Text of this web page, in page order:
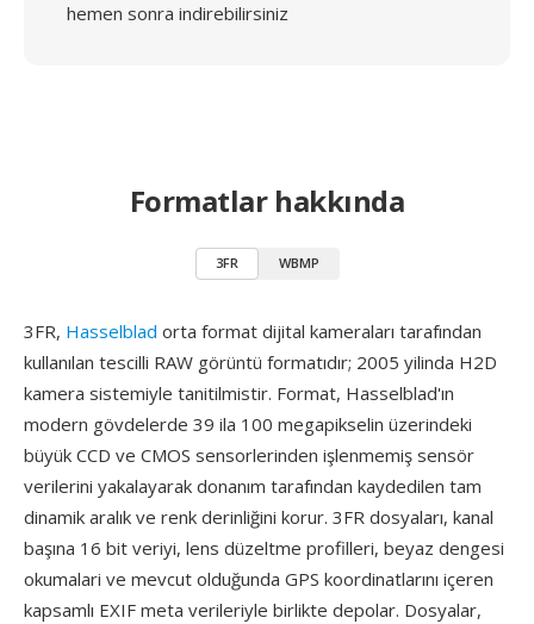
hemen sonra indirebilirsiniz
Formatlar hakkında
3FR WBMP
3FR, Hasselblad orta format dijital kameraları tarafından
kullanılan tescilli RAW görüntü formatıdır; 2005 yilinda H2D
kamera sistemiyle tanitilmistir. Format, Hasselblad'ın
modern gövdelerde 39 ila 100 megapikselin üzerindeki
büyük CCD ve CMOS sensorlerinden işlenmemiş sensör
verilerini yakalayarak donanım tarafından kaydedilen tam
dinamik aralık ve renk derinliğini korur. 3FR dosyaları, kanal
başına 16 bit veriyi, lens düzeltme profilleri, beyaz dengesi
okumalari ve mevcut olduğunda GPS koordinatlarını içeren
kapsamlı EXIF meta verileriyle birlikte depolar. Dosyalar,